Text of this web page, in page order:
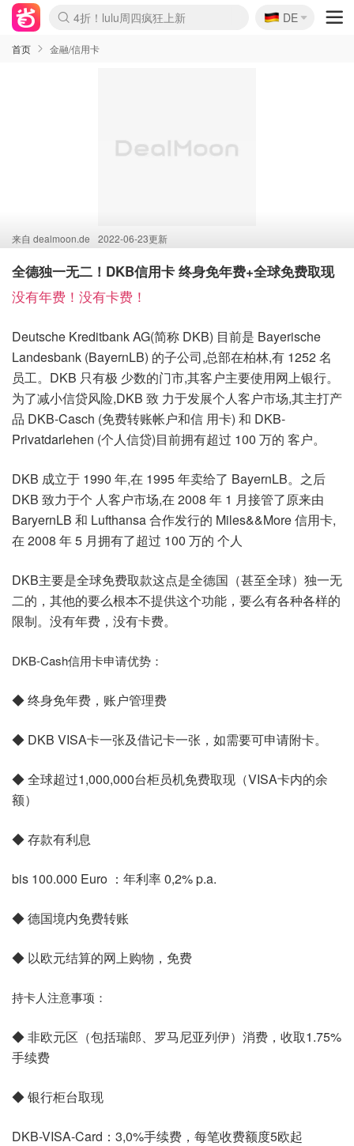
Boticinal 夏促开抢！
4折！lulu周四疯狂上新
还没结束！&OtherStories大促
Joybuy变相75折 随时失效
速领！Stanley独家85折
疑似霸哥！Camper额外叠85折
Zalando 奥莱闪促！每日更新
Moncler反季囤！5折起+叠9折
Coach Brooklyn仅€192
🇩🇪
DE
首页 金融/信用卡
来自 dealmoon.de 2022-06-23更新
全德独一无二！DKB信用卡 终身免年费+全球免费取现
没有年费！没有卡费！
Deutsche Kreditbank AG(简称 DKB) 目前是 Bayerische
Landesbank (BayernLB) 的子公司,总部在柏林,有 1252 名
员工。DKB 只有极 少数的门市,其客户主要使用网上银行。
为了减小信贷风险,DKB 致 力于发展个人客户市场,其主打产
品 DKB-Casch (免费转账帐户和信 用卡) 和 DKB-
Privatdarlehen (个人信贷)目前拥有超过 100 万的 客户。
DKB 成立于 1990 年,在 1995 年卖给了 BayernLB。之后
DKB 致力于个 人客户市场,在 2008 年 1 月接管了原来由
BaryernLB 和 Lufthansa 合作发行的 Miles&&More 信用卡,
在 2008 年 5 月拥有了超过 100 万的 个人
DKB主要是全球免费取款这点是全德国（甚至全球）独一无
二的，其他的要么根本不提供这个功能，要么有各种各样的
限制。没有年费，没有卡费。
DKB-Cash信用卡申请优势：
◆ 终身免年费，账户管理费
◆ DKB VISA卡一张及借记卡一张，如需要可申请附卡。
◆ 全球超过1,000,000台柜员机免费取现（VISA卡内的余
额）
◆ 存款有利息
bis 100.000 Euro ：年利率 0,2% p.a.
◆ 德国境内免费转账
◆ 以欧元结算的网上购物，免费
持卡人注意事项：
◆ 非欧元区（包括瑞郎、罗马尼亚列伊）消费，收取1.75%
手续费
◆ 银行柜台取现
DKB-VISA-Card：3,0%手续费，每笔收费额度5欧起